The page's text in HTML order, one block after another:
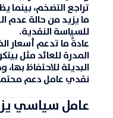
تراجع التضخم، بينما
ما يزيد من حالة عدم
للسياسة النقدية.
عادةً ما تدعم أسعار
المدرة للعائد مثل
البديلة للاحتفاظ
نقدي عامل دعم
عامل سياسي